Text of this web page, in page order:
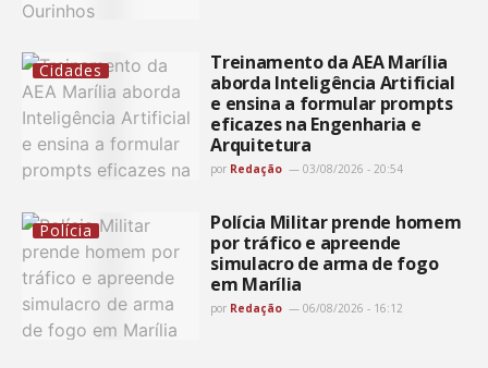
Cidades
Treinamento da AEA Marília
aborda Inteligência Artificial
e ensina a formular prompts
eficazes na Engenharia e
Arquitetura
por Redação 03/08/2026 - 20:54
Polícia
Polícia Militar prende homem
por tráfico e apreende
simulacro de arma de fogo
em Marília
por Redação 06/08/2026 - 16:12